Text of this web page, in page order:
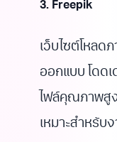
3. Freepik
เว็บไซต์โหลด
ออกแบบ โดดเ
ไฟล์คุณภาพสู
เหมาะสำหรับ